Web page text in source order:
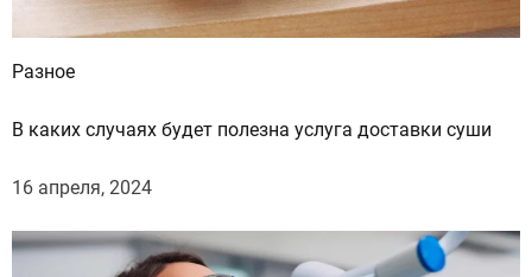
Разное
В каких случаях будет полезна услуга доставки суши
16 апреля, 2024